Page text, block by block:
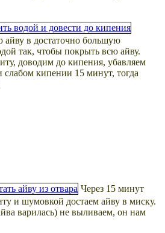
айву в достаточно большую
так, чтобы покрыть всю айву.
доводим до кипения, убавляем
слабом кипении 15 минут, тогда
Через 15 минут
и шумовкой достаем айву в миску.
варилась) не выливаем, он нам